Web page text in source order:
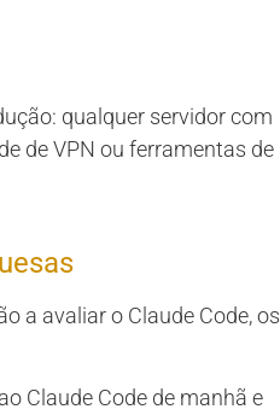
qualquer servidor com
de VPN ou ferramentas de
a avaliar o Claude Code, os
Claude Code de manhã e